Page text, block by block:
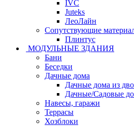
IVC
Juteks
ЛеоЛайн
Сопутствующие
Плинтус
МОДУЛЬНЫЕ ЗДАНИЯ
Бани
Беседки
Дачные дома
Дачные дома из
Дачные/Садовые
Навесы, гаражи
Террасы
Хозблоки